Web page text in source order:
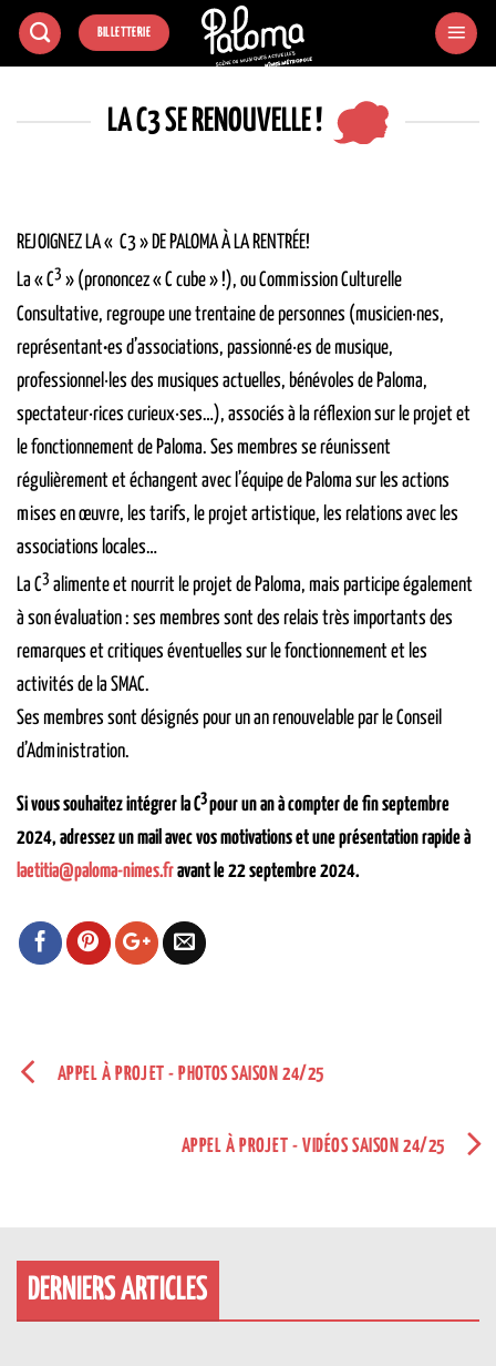
Passer
BILLETTERIE
LA C3 SE RENOUVELLE !
REJOIGNEZ LA « C3» DE PALOMA À LA RENTRÉE!
La «C3 » (prononcez « C cube » !), ou Commission Culturelle
Consultative, regroupe une trentaine de personnes (musicien·nes,
représentant•es d’associations, passionné·es de musique,
professionnel·les des musiques actuelles, bénévoles de Paloma,
spectateur·rices curieux·ses…), associés à la réflexion sur le projet et
le fonctionnement de Paloma. Ses membres se réunissent
régulièrement et échangent avec l’équipe de Paloma sur les actions
mises en œuvre, les tarifs, le projet artistique, les relations avec les
associations locales…
La C3 alimente et nourrit le projet de Paloma, mais participe également
à son évaluation : ses membres sont des relais très importants des
remarques et critiques éventuelles sur le fonctionnement et les
activités de la SMAC.
Ses membres sont désignés pour un an renouvelable par le Conseil
d’Administration.
Si vous souhaitez intégrer laC3pour un an à compter de fin septembre
2024, adressez un mail avec vos motivations et une présentation rapide à
laetitia@paloma-nimes.fravant le 22 septembre 2024.
APPEL À PROJET - PHOTOS SAISON 24/25
APPEL À PROJET - VIDÉOS SAISON 24/25
DERNIERS ARTICLES